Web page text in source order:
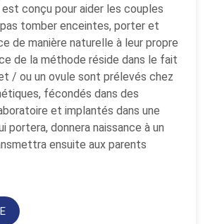
conçu pour aider les couples
tomber enceintes, porter et
de manière naturelle à leur propre
de la méthode réside dans le fait
/ ou un ovule sont prélevés chez
fécondés dans des
et implantés dans une
portera, donnera naissance à un
ensuite aux parents